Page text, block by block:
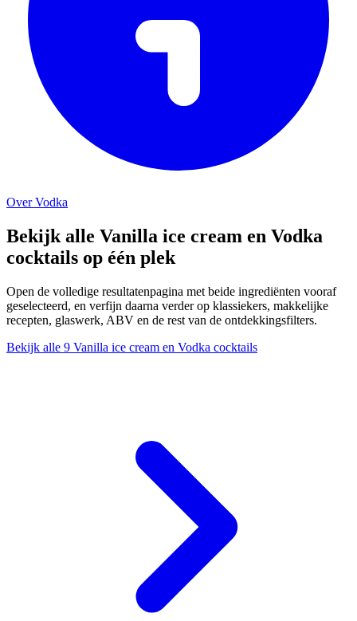
Over Vodka
Bekijk alle Vanilla ice cream en Vodka
cocktails op één plek
Open de volledige resultatenpagina met beide ingrediënten vooraf
geselecteerd, en verfijn daarna verder op klassiekers, makkelijke
recepten, glaswerk, ABV en de rest van de ontdekkingsfilters.
Bekijk alle 9 Vanilla ice cream en Vodka cocktails